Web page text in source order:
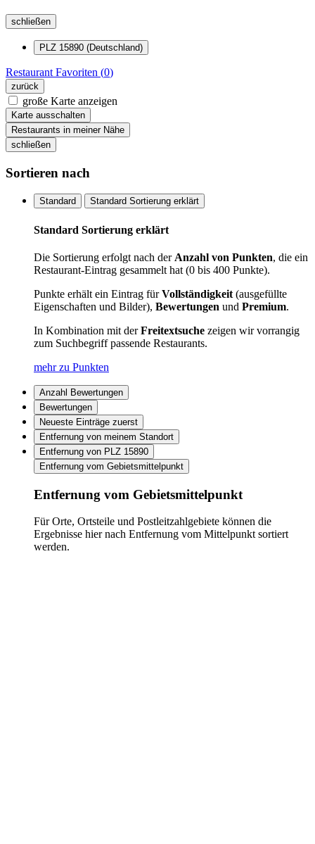
schließen
PLZ 15890 (Deutschland)
Restaurant Favoriten (0)
zurück
große Karte anzeigen
Karte ausschalten
Restaurants in meiner Nähe
schließen
Sortieren nach
Standard Standard Sortierung erklärt
Standard Sortierung erklärt
Die Sortierung erfolgt nach der Anzahl von Punkten, die ein
Restaurant-Eintrag gesammelt hat (0 bis 400 Punkte).
Punkte erhält ein Eintrag fürVollständigkeit (ausgefüllte
Eigenschaften und Bilder), Bewertungen und Premium.
In Kombination mit derFreitextsuche zeigen wir vorrangig
zum Suchbegriff passende Restaurants.
mehr zu Punkten
Anzahl Bewertungen
Bewertungen
Neueste Einträge zuerst
Entfernung von meinem Standort
Entfernung von PLZ 15890
Entfernung vom Gebietsmittelpunkt
Entfernung vom Gebietsmittelpunkt
Für Orte, Ortsteile und Postleitzahlgebiete können die
Ergebnisse hier nach Entfernung vom Mittelpunkt sortiert
werden.